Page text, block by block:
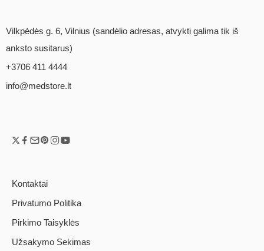
Vilkpėdės g. 6, Vilnius (sandėlio adresas, atvykti galima tik iš
anksto susitarus)
+3706 411 4444
info@medstore.lt
Kontaktai
Privatumo Politika
Pirkimo Taisyklės
Užsakymo Sekimas